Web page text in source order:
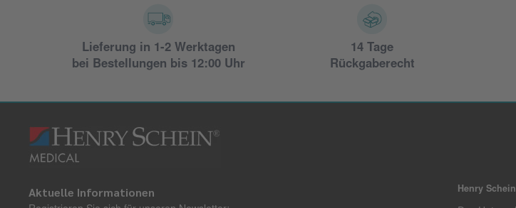
Lieferung in 1-2 Werktagen
bei Bestellungen bis 12:00 Uhr
14 Tage
Rückgaberecht
Aktuelle Informationen Henry Schein